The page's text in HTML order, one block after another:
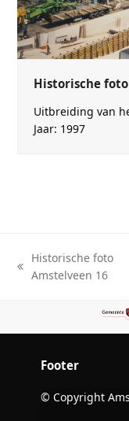
Historische
Uitbreiding van
Jaar: 1997
previous
Historische foto
Amstelveen 16
Footer
© Copyright